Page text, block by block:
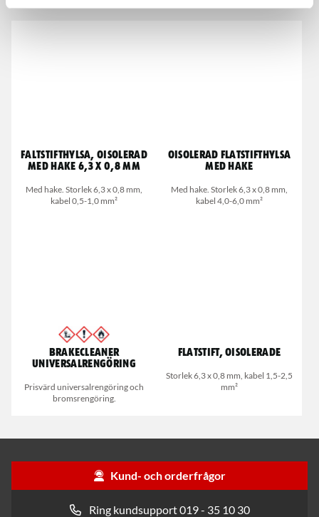
Faltstifthylsa, oisolerad
med hake 6,3 x 0,8 mm
Med hake. Storlek 6,3 x 0,8 mm,
kabel 0,5-1,0 mm²
Oisolerad flatstifthylsa
med hake
Med hake. Storlek 6,3 x 0,8 mm,
kabel 4,0-6,0 mm²
Brakecleaner
universalrengöring
Prisvärd universalrengöring och
bromsrengöring.
Flatstift, oisolerade
Storlek 6,3 x 0,8 mm, kabel 1,5-2,5
mm²
Kund- och orderfrågor
Ring kundsupport 019 - 35 10 30